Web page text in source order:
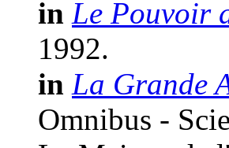
in Le Pouvoir
1992.
in La Grande
Omnibus -